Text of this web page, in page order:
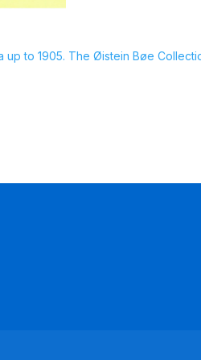
up to 1905. The Øistein Bøe